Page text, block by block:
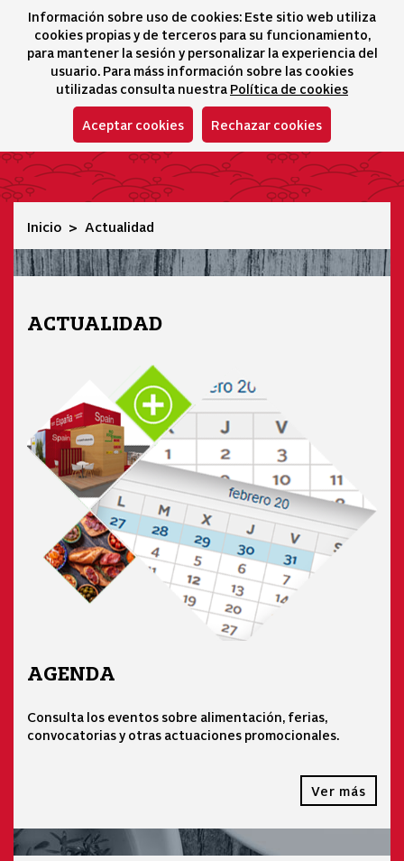
Información sobre uso de cookies: Este sitio web utiliza
cookies propias y de terceros para su funcionamiento,
para mantener la sesión y personalizar la experiencia del
usuario. Para máss información sobre las cookies
utilizadas consulta nuestra Política de cookies
Aceptar cookies Rechazar cookies
Selector idioma
icono
Actualidad
Inicio Actualidad
ACTUALIDAD
AGENDA
Consulta los eventos sobre alimentación, ferias,
convocatorias y otras actuaciones promocionales.
Ver más